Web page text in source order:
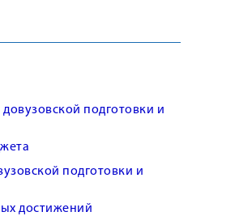
подготовки и
подготовки и
достижений